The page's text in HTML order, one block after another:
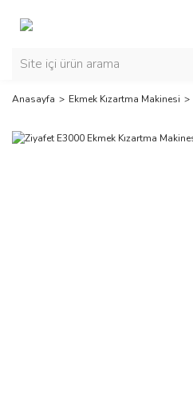
Anasayfa Ekmek Kızartma Makinesi